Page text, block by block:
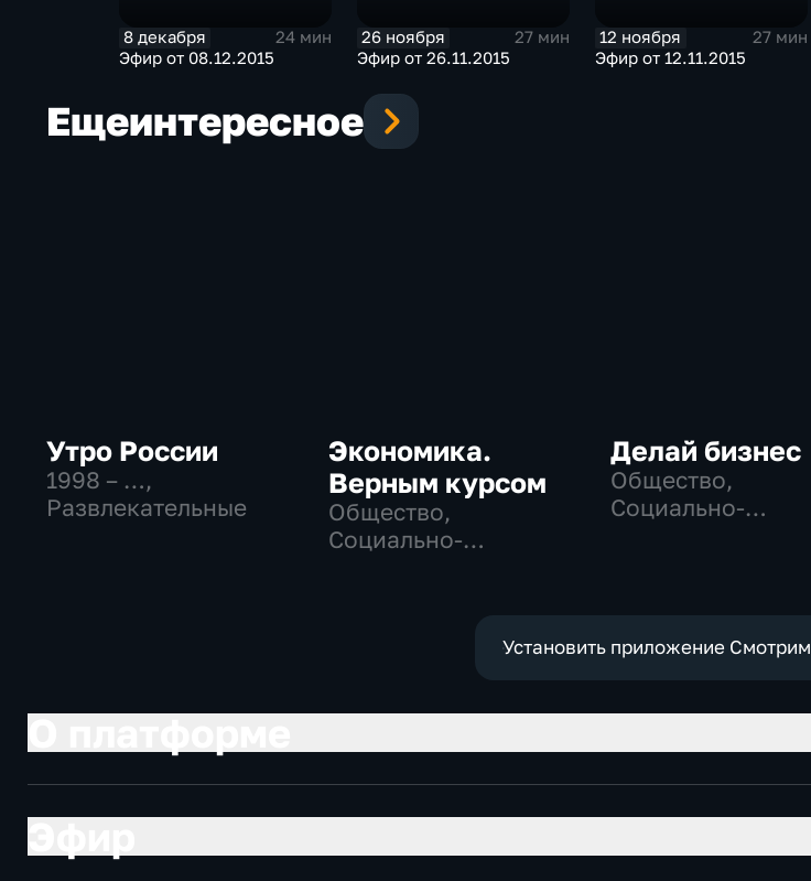
8 декабря
24 мин
Эфир от 08.12.2015
26 ноября
27 мин
Эфир от 26.11.2015
12 ноября
27 мин
Эфир от 12.11.2015
Ещеинтересное
Утро России
1998 – …,
Развлекательные
Экономика.
Верным курсом
Общество,
Социально-
Делай бизнес
Общество,
Социально-
Установить приложение Смотрим